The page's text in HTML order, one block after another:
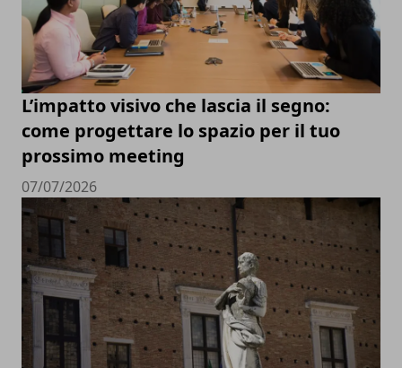
L’impatto visivo che lascia il segno:
come progettare lo spazio per il tuo
prossimo meeting
07/07/2026